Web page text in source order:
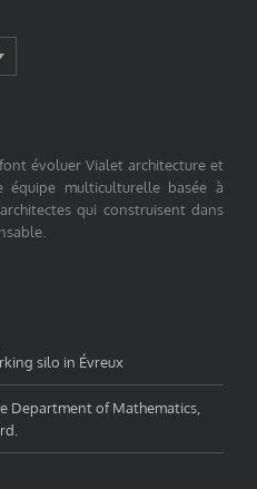
évoluer Vialet architecture et
équipe multiculturelle basée à
qui construisent dans
silo in Évreux
Department of Mathematics,